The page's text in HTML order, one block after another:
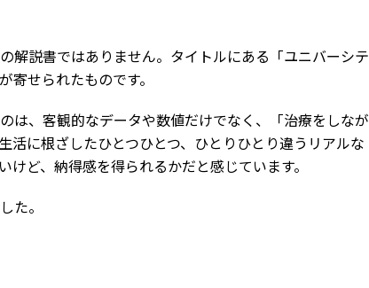
解説書ではありません。タイトルにある「ユニバーシテ
せられたものです。
は、客観的なデータや数値だけでなく、「治療をしなが
活に根ざしたひとつひとつ、ひとりひとり違うリアルな
ど、納得感を得られるかだと感じています。
た。